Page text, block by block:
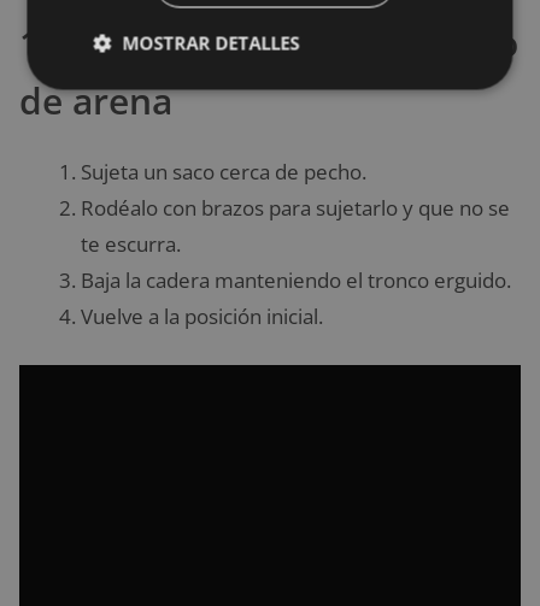
1. Sentadilla frontal con saco
de arena
Sujeta un saco cerca de pecho.
Rodéalo con brazos para sujetarlo y que no se
te escurra.
Baja la cadera manteniendo el tronco erguido.
Vuelve a la posición inicial.
MOSTRAR DETALLES